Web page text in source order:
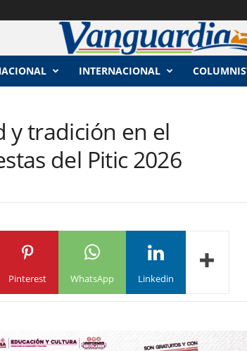
INTERNACIONAL
y tradición en el
del Pitic 2026
Pinterest WhatsApp Linkedin